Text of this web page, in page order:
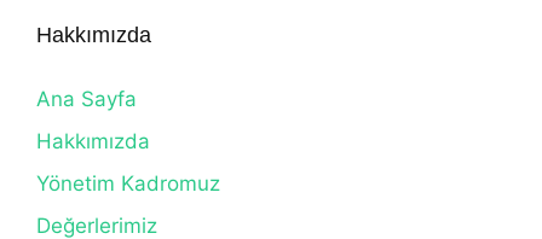
Hakkımızda
Ana Sayfa
Hakkımızda
Yönetim Kadromuz
Değerlerimiz